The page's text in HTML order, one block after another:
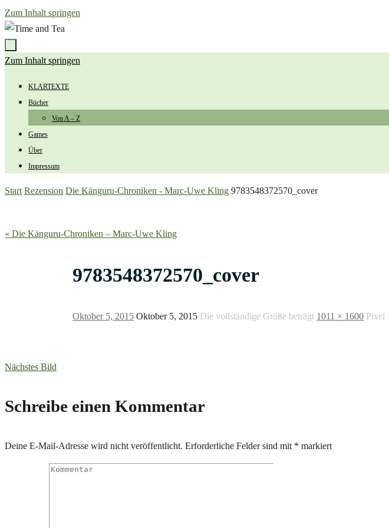
Zum Inhalt springen
Zum Inhalt springen
KLARTEXTE
Bücher
Von A – Z
Games
Über
Impressum
Start Rezension Die Känguru-Chroniken - Marc-Uwe Kling 9783548372570_cover
« Die Känguru-Chroniken – Marc-Uwe Kling
9783548372570_cover
Oktober 5, 2015 Oktober 5, 2015 Die vollständige Größe beträgt 1011 × 1600 Pixel
Nächstes Bild
Schreibe einen Kommentar
Deine E-Mail-Adresse wird nicht veröffentlicht. Erforderliche Felder sind mit * markiert